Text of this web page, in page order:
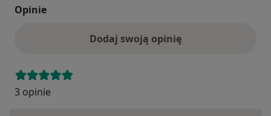
Opinie
Dodaj swoją opinię
3 opinie